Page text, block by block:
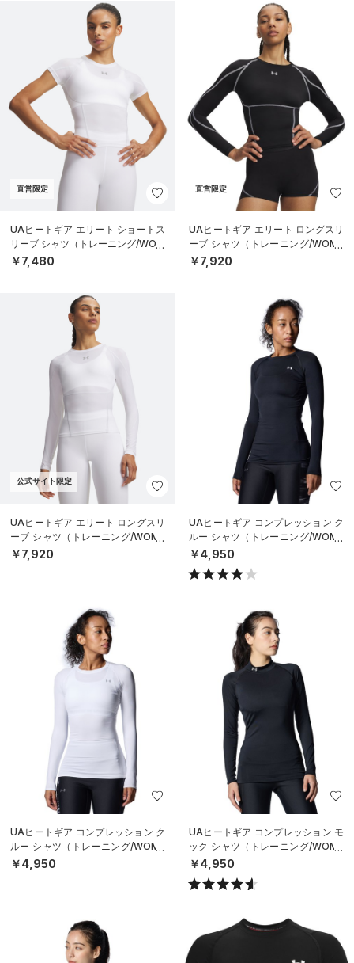
直営限定
UAヒートギア エリート ショートス
リーブ シャツ（トレーニング/WOM
EN）
￥7,480
直営限定
UAヒートギア エリート ロングスリ
ーブ シャツ（トレーニング/WOME
N）
￥7,920
公式サイト限定
UAヒートギア エリート ロングスリ
ーブ シャツ（トレーニング/WOME
N）
￥7,920
UAヒートギア コンプレッション ク
ルー シャツ（トレーニング/WOME
N）
￥4,950
UAヒートギア コンプレッション ク
ルー シャツ（トレーニング/WOME
N）
￥4,950
UAヒートギア コンプレッション モ
ック シャツ（トレーニング/WOME
N）
￥4,950